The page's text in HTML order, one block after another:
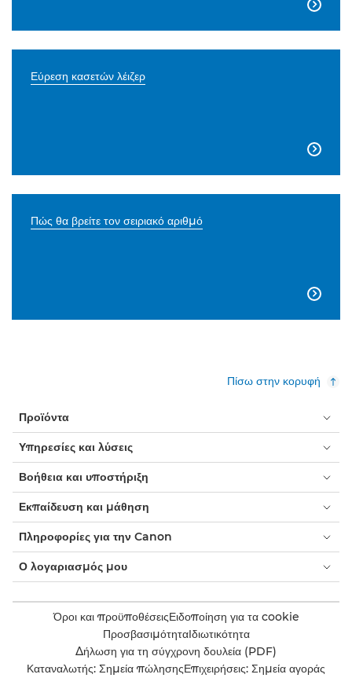

Εύρεση κασετών λέιζερ

Πώς θα βρείτε τον σειριακό αριθμό

Πίσω στην κορυφή
Προϊόντα
Υπηρεσίες και λύσεις
Βοήθεια και υποστήριξη
Εκπαίδευση και μάθηση
Πληροφορίες για την Canon
Ο λογαριασμός μου
Όροι και προϋποθέσειςΕιδοποίηση για τα cookie
ΠροσβασιμότηταΙδιωτικότητα
Δήλωση για τη σύγχρονη δουλεία (PDF)
Καταναλωτής: Σημεία πώλησηςΕπιχειρήσεις: Σημεία αγοράς